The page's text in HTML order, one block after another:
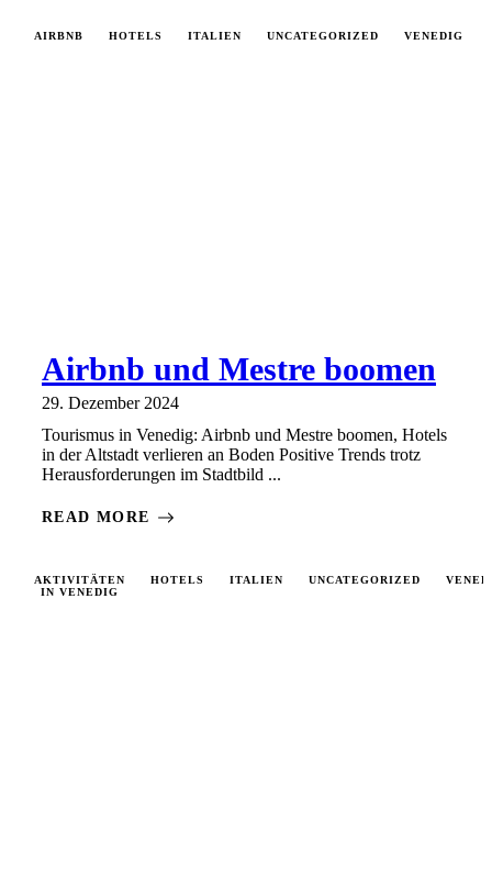
AIRBNB HOTELS ITALIEN UNCATEGORIZED VENEDIG
Airbnb und Mestre boomen
29. Dezember 2024
Tourismus in Venedig: Airbnb und Mestre boomen, Hotels
in der Altstadt verlieren an Boden Positive Trends trotz
Herausforderungen im Stadtbild ...
READ MORE
AKTIVITÄTEN
IN VENEDIG
HOTELS ITALIEN UNCATEGORIZED